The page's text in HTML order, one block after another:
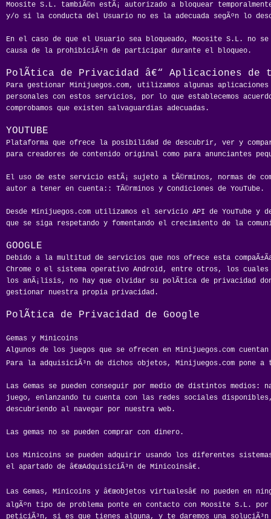
Moosite S.L. tambiÃ©n estÃ¡ autorizado a bloquear
y/o si la conducta del Usuario no es la adecuada segÃºn lo
En el caso de que el Usuario sea bloqueado, Moosite S.L. no
causa de la prohibiciÃ³n de participar durante el bloqueo.
PolÃ­tica de Privacidad â€“ Aplicaciones de
Para gestionar Minijuegos.com, utilizamos algunas
personales con estos servicios, por lo que establecemos
comprobamos que existen salvaguardias adecuadas.
YOUTUBE
Plataforma que ofrece la posibilidad de descubrir, ver y
para creadores de contenido original como para anunciantes
El uso de este servicio estÃ¡ sujeto a tÃ©rminos, normas de
autor a tener en cuenta:: TÃ©rminos y Condiciones de YouTube.
Desde Minijuegos.com utilizamos el servicio API de YouTube
que se siga respetando y fomentando el crecimiento de la
GOOGLE
Debido a la multitud de servicios que nos ofrece esta
Chrome o el sistema operativo Android, entre otros, los
los anÃ¡lisis, no hay que olvidar su polÃ­tica de privacidad
gestionar nuestra propia privacidad.
PolÃ­tica de Privacidad de Google
Gemas y Minicoins
Algunos de los juegos que se ofrecen en Minijuegos.com
Para la adquisiciÃ³n de dichos objetos, Minijuegos.com pone
Las Gemas se pueden conseguir por medio de distintos medios:
juego, enlanzando tu cuenta con las redes sociales
descubriendo al navegar por nuestra web.
Las gemas no se pueden comprar con dinero.
Los Minicoins se pueden adquirir usando los diferentes
el apartado de â€œAdquisiciÃ³n de Minicoinsâ€.
Las Gemas, Minicoins y â€œobjetos virtualesâ€ no pueden en
algÃºn tipo de problema ponte en contacto con Moosite S.L.
peticiÃ³n, si es que tienes alguna, y te daremos una